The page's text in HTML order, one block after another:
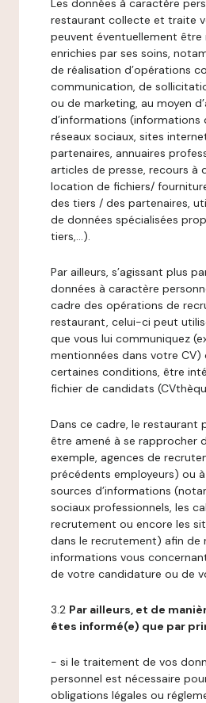
Les données à caractère
restaurant collecte et traite
peuvent éventuellement être
enrichies par ses soins,
de réalisation d’opérations
communication, de
ou de marketing, au moyen
d’informations (informations
réseaux sociaux, sites
partenaires, annuaires
articles de presse, recours à
location de fichiers/
des tiers / des partenaires,
de données spécialisées
tiers,…).
Par ailleurs, s’agissant plus
données à caractère
cadre des opérations de
restaurant, celui-ci peut
que vous lui communiquez
mentionnées dans votre
certaines conditions, être
fichier de candidats
Dans ce cadre, le restaurant
être amené à se rapprocher
exemple, agences de
précédents employeurs) ou
sources d’informations
sociaux professionnels, les
recrutement ou encore les
dans le recrutement) afin de
informations vous
de votre candidature ou de
3.2 Par ailleurs, et de
êtes informé(e) que par
- si le traitement de vos
personnel est nécessaire
obligations légales ou